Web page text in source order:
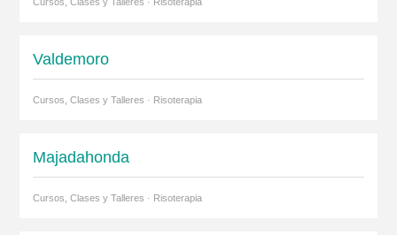
Valdemoro
Cursos, Clases y Talleres · Risoterapia
Majadahonda
Cursos, Clases y Talleres · Risoterapia